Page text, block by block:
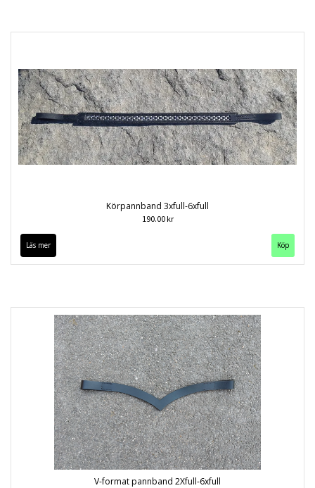
Körpannband 3xfull-6xfull
190.00 kr
Läs mer Köp
V-format pannband 2Xfull-6xfull